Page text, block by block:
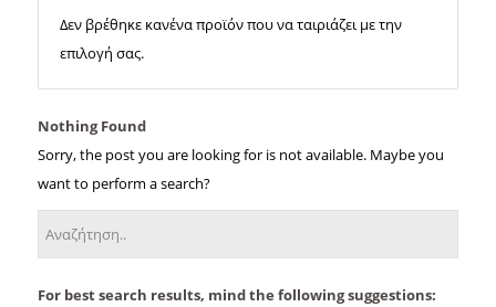
Δεν βρέθηκε κανένα προϊόν που να ταιριάζει με την
επιλογή σας.
Nothing Found
Sorry, the post you are looking for is not available. Maybe you
want to perform a search?
For best search results, mind the following suggestions: